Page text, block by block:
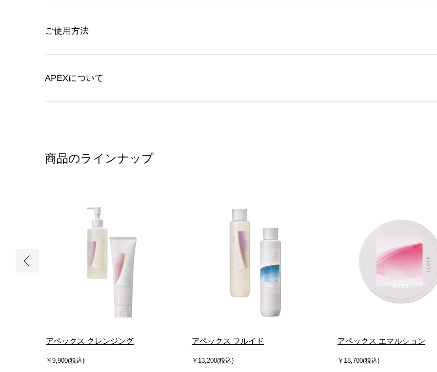
ご使用方法
APEXについて
商品のラインナップ
アペックス クレンジング
￥9,900(税込)
アペックス フルイド
￥13,200(税込)
アペックス エマルション
￥18,700(税込)